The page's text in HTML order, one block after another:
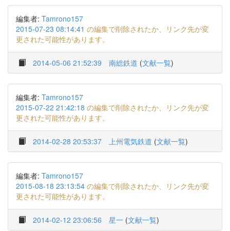
編集者: Tamrono157
2015-07-23 08:14:41 の編集で削除されたか、リンク先が変
更された可能性があります。
2014-05-06 21:52:39 南総鉄道 (文献一覧)
編集者: Tamrono157
2015-07-22 21:42:18 の編集で削除されたか、リンク先が変
更された可能性があります。
2014-02-28 20:53:37 上州電気鉄道 (文献一覧)
編集者: Tamrono157
2015-08-18 23:13:54 の編集で削除されたか、リンク先が変
更された可能性があります。
2014-02-12 23:06:56 星一 (文献一覧)